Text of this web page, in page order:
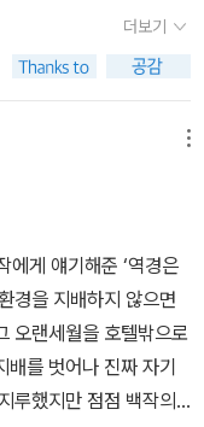
우린 잊어야 하는 거로
원이었던 안드레이가
지게 표현하자면, 오렌
으로 튕겨나가지는 못하
처럼 움직였다. 행성
살짝 잡아당겼다가
진 경로를 따라 돌도록
게 마음을 사로잡힌 소
져 나와 자신의 식칼을
것도 허락하지 않았던
가짐으로 허리를 굽혀
시작하자 에밀은 의자
홀로 남겨진듯한 그
니나를 통해서 차세대
속이 풀리는 별종이었
고, 혁명의 뜻을 받들
을 찾아와 자기 딸을
된 백작의 인생 2막은
아 똑소리 나는 아이였
. 그렇게 백작은 자신
야를 보면서 신선함과
랐던 차세대들의 사고
문득 닫힌 마음을 하고
는 것. 이런 것들이야말
걸 누렸었죠. 그런데
어요.' (p.555)]이 소설
물에게 있다. 훌륭한
은 모르는 것이 없다. 역
가로서 가진 음식과 와
보이게 한다. <모스크
구시대 인물의 이야기
사람들의 이야기이기
시기를 살아간 소소한
스토프 백작을 중심으
인간 내면에 자리한 사
한다. 메트로폴 호텔에
식당 보야르스키의
웨이터 주임이 된다)과
을 시작한다. 8살 꼬마
토리텔링 전개에 한
는 당돌한 소녀에게 백
주기도 한다. 주변인
호텔에 갇힌 백작의
최고의 영화스타 중에
되는 영예도 누리지
고뇌할 때도 있었지
처해지면서 백작은 자
줄에 자국을 내고야 말
틀리지는 않을 알렉
에 처해지는 또 다른
에 잠깐 등장하기도
의 고급 호텔에 유폐
응변과 처세와 사교술
장한 백작의 현명하고
. 여기쯤에서 내 양식
이라서가 아니라 서 유
각에서 본 작가의 과거
을 잡았다. 물론 메트로
단지 귀족 출신이라는
날 경우 총살형에 처한
렉산드르 로스토프 백
스무 개의 방이 딸린 저
호화로운 생활을 했
럽 회원으로 활동했고,
까지 파리에서 머무르
이 혁명을 일으켰다는
바로 돌아온다. 하지만
를 마땅히 사형시켜야
쓴 공로를 인정해 종신
. 그동안 쌓은 부와 명
더보기
에게 얘기해준 ‘역경은
경을 지배하지 않으면
오랜세월을 호텔밖으로
를 벗어나 진짜 자기
루했지만 점점 백작의